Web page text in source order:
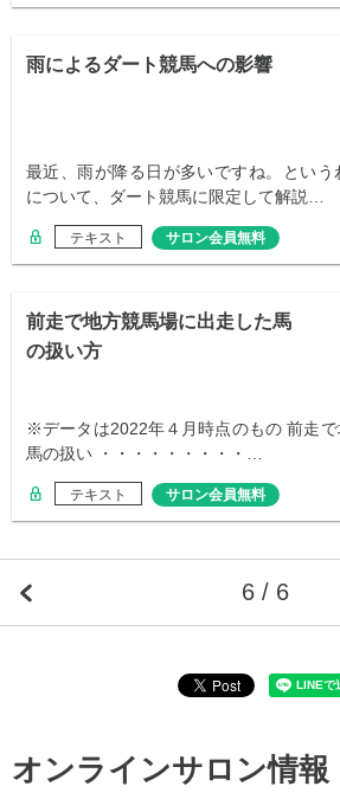
雨によるダート競馬への影響
最近、雨が降る日が多いですね。とい
について、ダート競馬に限定して解説…
テキスト サロン会員無料
前走で地方競馬場に出走した馬
の扱い方
※データは2022年４月時点のもの 前走
馬の扱い ・・・・・・・・・…
テキスト サロン会員無料
6 / 6
オンラインサロン情報